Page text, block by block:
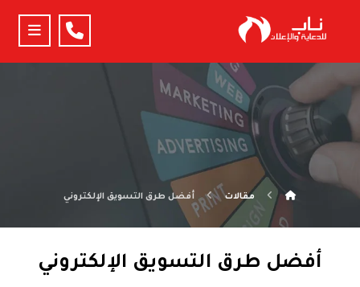
مقالات أفضل طرق التسويق الإلكتروني
أفضل طرق التسويق الإلكتروني